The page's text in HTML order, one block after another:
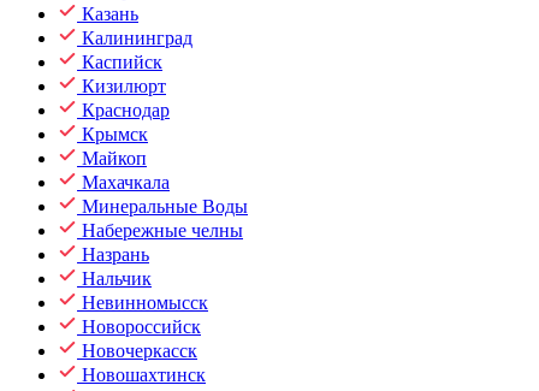
Казань
Калининград
Каспийск
Кизилюрт
Краснодар
Крымск
Майкоп
Махачкала
Минеральные Воды
Набережные челны
Назрань
Нальчик
Невинномысск
Новороссийск
Новочеркасск
Новошахтинск